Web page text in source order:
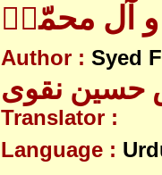
آل محمّدؑ
Author : Syed
حسین نقوی
Translator :
Language :